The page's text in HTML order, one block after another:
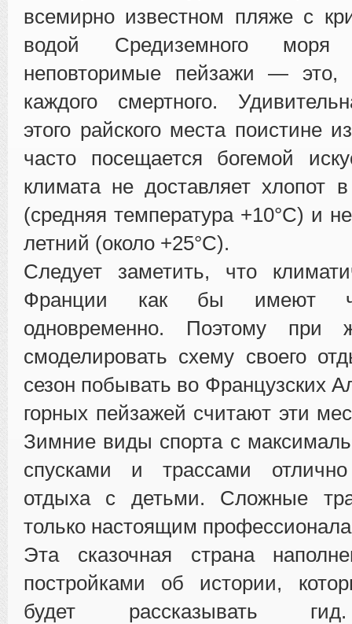
всемирно известном пляже с
водой Средиземного
неповторимые пейзажи — это,
каждого смертного.
этого райского места поистине
часто посещается богемой
климата не доставляет хлопот
(средняя температура +10°C) и
летний (около +25°C).
Следует заметить, что
Франции как бы имеют
одновременно. Поэтому при
смоделировать схему своего
сезон побывать во Французских
горных пейзажей считают эти
Зимние виды спорта с
спусками и трассами
отдыха с детьми. Сложные
только настоящим
Эта сказочная страна
постройками об истории,
будет рассказывать